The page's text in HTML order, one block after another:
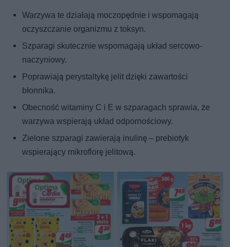
Warzywa te działają moczopędnie i wspomagają
oczyszczanie organizmu z toksyn.
Szparagi skutecznie wspomagają układ sercowo-
naczyniowy.
Poprawiają perystaltykę jelit dzięki zawartości
błonnika.
Obecność witaminy C i E w szparagach sprawia, że
warzywa wspierają układ odpornościowy.
Zielone szparagi zawierają inulinę – prebiotyk
wspierający mikroflorę jelitową.